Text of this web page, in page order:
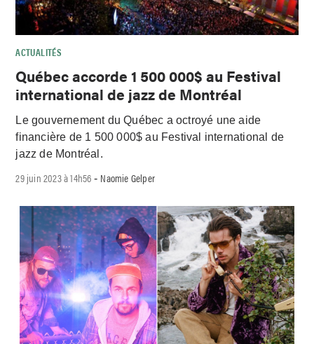
ACTUALITÉS
Québec accorde 1 500 000$ au Festival
international de jazz de Montréal
Le gouvernement du Québec a octroyé une aide
financière de 1 500 000$ au Festival international de
jazz de Montréal.
29 juin 2023 à 14h56 - Naomie Gelper